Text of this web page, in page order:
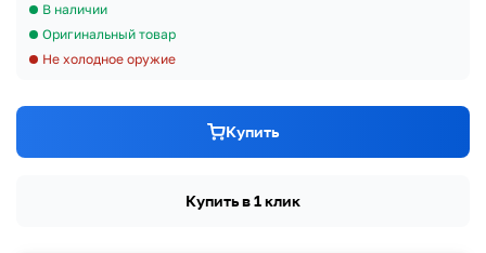
В наличии
Оригинальный товар
Не холодное оружие
Купить
Купить в 1 клик